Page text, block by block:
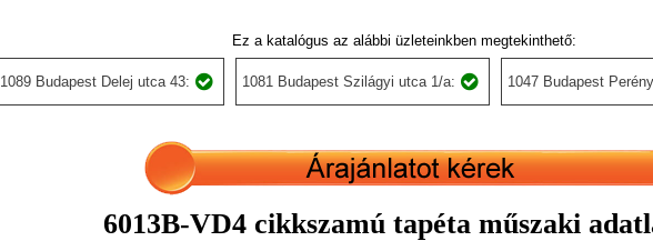
Ez a katalógus az alábbi üzleteinkben megtekinthető:
1089 Budapest Delej utca 43: 1081 Budapest Szilágyi utca 1/a: 1047 Budapest
6013B-VD4 cikkszamú tapéta műszaki